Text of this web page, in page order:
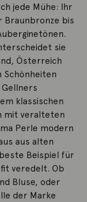
jede Mühe: Ihr
Braunbronze bis
sie
Österreich
Schönheiten
klassischen
mit veralteten
Perle modern
aus alten
Beispiel für
veredelt. Ob
Bluse, oder
der Marke